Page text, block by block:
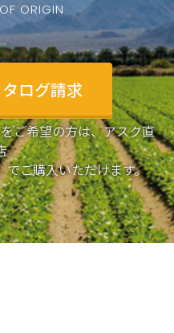
ORIGIN
ログ請求
ご希望の方は、アスク直
でご購入いただけます。